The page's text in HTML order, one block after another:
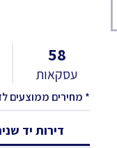
58
עסקאות
* מחירים ממוצעים
דירות יד